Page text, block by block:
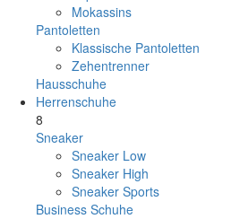
Mokassins
Pantoletten
Klassische Pantoletten
Zehentrenner
Hausschuhe
Herrenschuhe
8
Sneaker
Sneaker Low
Sneaker High
Sneaker Sports
Business Schuhe